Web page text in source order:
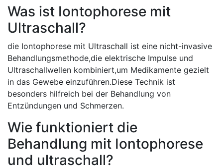
Was⁣ ist Iontophorese mit
Ultraschall?
die Iontophorese mit ⁢Ultraschall ⁢ist eine ​nicht-invasive
Behandlungsmethode,die elektrische Impulse und⁢
Ultraschallwellen⁣ kombiniert,um Medikamente gezielt
in‍ das Gewebe⁤ einzuführen.Diese⁤ Technik ist​
besonders hilfreich​ bei der Behandlung von
Entzündungen und Schmerzen.
Wie funktioniert die
Behandlung mit ​Iontophorese
und ⁢ultraschall?